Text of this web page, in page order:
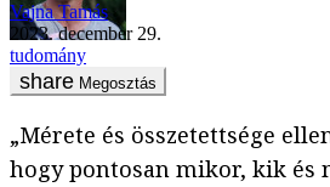
Vajna Tamás
2023. december 29.
tudomány
Megosztás
„Mérete és összetettsége
hogy pontosan mikor, kik és